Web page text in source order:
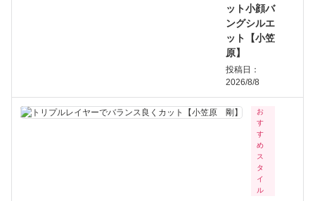
ット小顔バ
ングシルエ
ット【小笠
原】
投稿日：
2026/8/8
お
す
す
め
ス
タ
イ
ル